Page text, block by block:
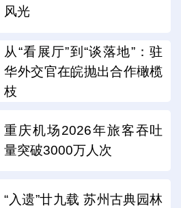
风光
从“看展厅”到“谈落地”：驻
华外交官在皖抛出合作橄榄
枝
重庆机场2026年旅客吞吐
量突破3000万人次
“入遗”廿九载 苏州古典园林